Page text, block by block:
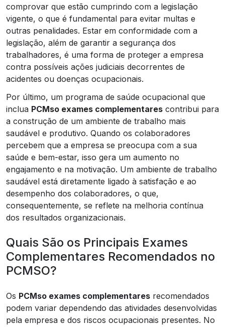
comprovar que estão cumprindo com a legislação
vigente, o que é fundamental para evitar multas e
outras penalidades. Estar em conformidade com a
legislação, além de garantir a segurança dos
trabalhadores, é uma forma de proteger a empresa
contra possíveis ações judiciais decorrentes de
acidentes ou doenças ocupacionais.
Por último, um programa de saúde ocupacional que
inclua PCMso exames complementares contribui para
a construção de um ambiente de trabalho mais
saudável e produtivo. Quando os colaboradores
percebem que a empresa se preocupa com a sua
saúde e bem-estar, isso gera um aumento no
engajamento e na motivação. Um ambiente de trabalho
saudável está diretamente ligado à satisfação e ao
desempenho dos colaboradores, o que,
consequentemente, se reflete na melhoria contínua
dos resultados organizacionais.
Quais São os Principais Exames
Complementares Recomendados no
PCMSO?
Os PCMso exames complementares recomendados
podem variar dependendo das atividades desenvolvidas
pela empresa e dos riscos ocupacionais presentes. No